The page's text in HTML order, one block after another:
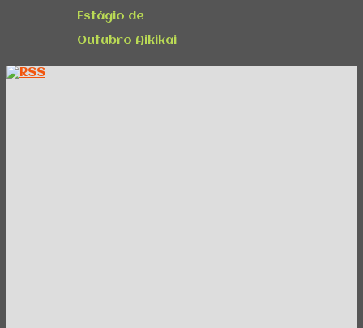
Estágio de
Outubro Aikikai